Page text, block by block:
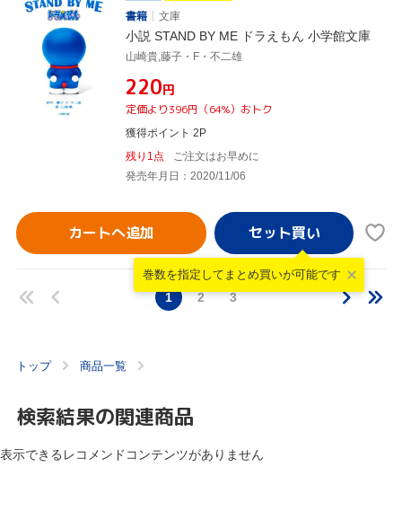
書籍
文庫
小説 STAND BY ME ドラえもん 小学館文庫
山崎貴,藤子・F・不二雄
¥220円
定価より396円（64%）おトク
獲得ポイント 2P
残り1点
ご注文はお早めに
発売年月日：2020/11/06
カートへ追加
巻数を指定して まとめ買いが可能です
1 2 3
トップ 商品一覧
検索結果の関連商品
表示できるレコメンドコンテンツがありません